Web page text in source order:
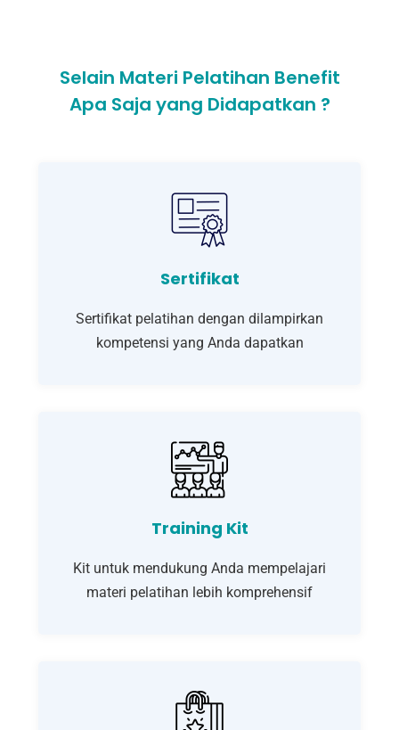
Selain Materi Pelatihan Benefit
Apa Saja yang Didapatkan ?
Sertifikat
Sertifikat pelatihan dengan dilampirkan
kompetensi yang Anda dapatkan
Training Kit
Kit untuk mendukung Anda mempelajari
materi pelatihan lebih komprehensif